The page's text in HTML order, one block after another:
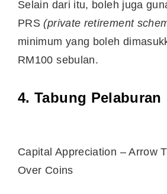
Selain dari itu, boleh juga
PRS(private retirement
minimum yang boleh
RM100 sebulan.
4. Tabung Pelaburan
Capital Appreciation – Arrow
Over Coins